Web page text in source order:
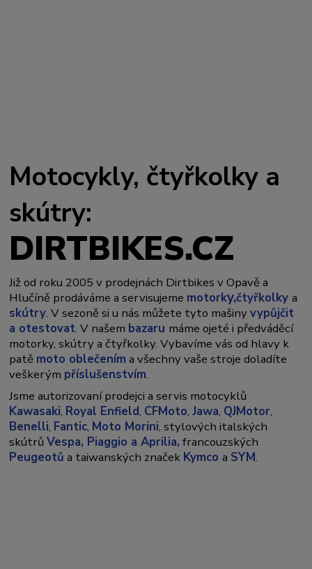
Motocykly, čtyřkolky a
skútry:
DIRTBIKES.CZ
Již od roku 2005 v prodejnách Dirtbikes v Opavě a
Hlučíně prodáváme a servisujeme motorky,čtyřkolkya
skútry. V sezoně si u nás můžete tyto mašinyvypůjčit
a otestovat. V našem bazaru máme ojeté i předváděcí
motorky, skútry a čtyřkolky. Vybavíme vás od hlavy k
patě moto oblečením a všechny vaše stroje doladíte
veškerým příslušenstvím.
Jsme autorizovaní prodejci a servis motocyklů
Kawasaki, Royal Enfield, CFMoto,Jawa, QJMotor,
Benelli, Fantic, Moto Morini, stylových italských
skútrůVespa, Piaggio a Aprilia, francouzských
Peugeotů a taiwanských značek Kymcoa SYM.